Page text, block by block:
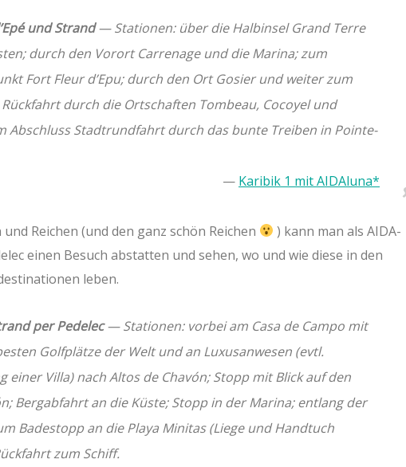
und Strand— Stationen: über die Halbinsel Grand Terre
durch den Vorort Carrenage und die Marina; zum
Fort Fleur d’Epu; durch den Ort Gosier und weiter zum
durch die Ortschaften Tombeau, Cocoyel und
Abschluss Stadtrundfahrt durch das bunte Treiben in Pointe-
Karibik 1 mit AIDAluna*
Reichen (und den ganz schön Reichen
) kann man als AIDA-
einen Besuch abstatten und sehen, wo und wie diese in den
leben.
per Pedelec— Stationen: vorbei am Casa de Campo mit
Golfplätze der Welt und an Luxusanwesen (evtl.
einer Villa) nach Altos de Chavón; Stopp mit Blick auf den
Bergabfahrt an die Küste; Stopp in der Marina; entlang der
Badestopp an die Playa Minitas (Liege und Handtuch
zum Schiff.